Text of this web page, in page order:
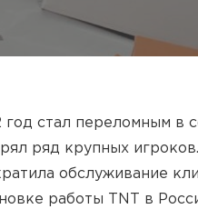
год стал переломным в
ряд крупных
обслуживание
работы TNT в